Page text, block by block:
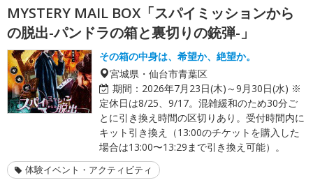
MYSTERY MAIL BOX「スパイミッションから
の脱出-パンドラの箱と裏切りの銃弾-」
その箱の中身は、希望か、絶望か。
宮城県・仙台市青葉区
期間： 2026年7月23日(木)～9月30日(水) ※
定休日は8/25、9/17。混雑緩和のため30分ご
とに引き換え時間の区切りあり。受付時間内に
キット引き換え（13:00のチケットを購入した
場合は13:00〜13:29まで引き換え可能）。
体験イベント・アクティビティ